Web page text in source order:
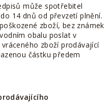
může spotřebitel
14 dnů od převzetí plnění.
zboží, bez známek
obalu poslat v
zboží prodávající
částku předem